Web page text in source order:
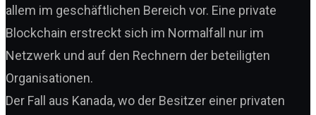
allem im geschäftlichen Bereich vor. Eine private
Blockchain erstreckt sich im Normalfall nur im
Netzwerk und auf den Rechnern der beteiligten
Organisationen.
Der Fall aus Kanada, wo der Besitzer einer privaten